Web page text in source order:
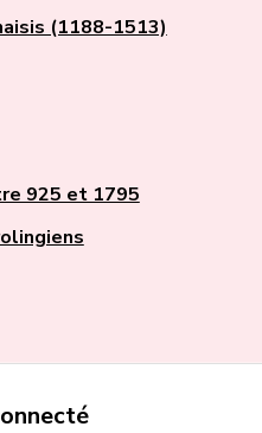
(1188-1513)
925 et 1795